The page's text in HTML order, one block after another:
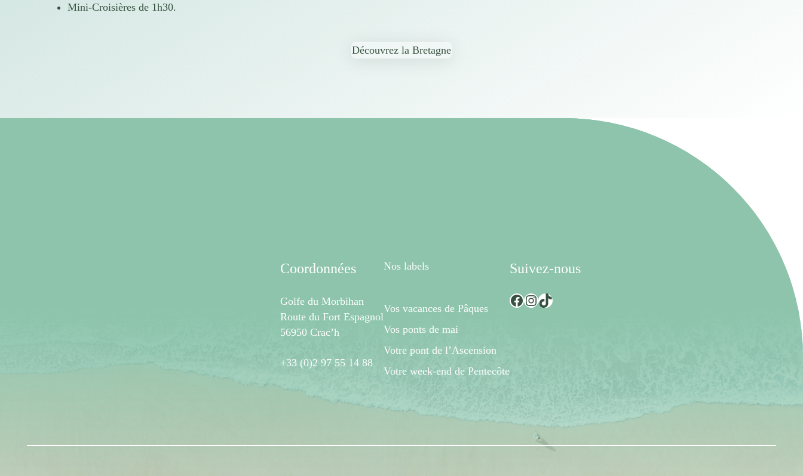
Mini-Croisières de 1h30.
Découvrez la Bretagne
Coordonnées
Golfe du Morbihan
Route du Fort Espagnol
56950 Crac’h
+33 (0)2 97 55 14 88
Nos labels
Vos vacances de Pâques
Vos ponts de mai
Votre pont de l’Ascension
Votre week-end de Pentecôte
Suivez-nous
Facebook InstagramTikTok